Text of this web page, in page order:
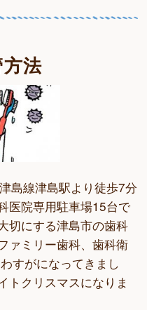
法
島線津島駅より徒歩7分
医院専用駐車場15台で
切にする津島市の歯科
ァミリー歯科、歯科衛
すがになってきまし
トクリスマスになりま